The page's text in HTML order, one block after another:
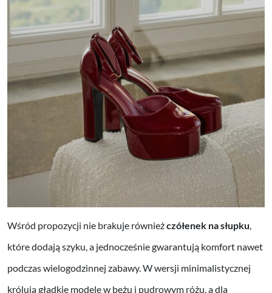
Wśród propozycji nie brakuje równieżczółenek na słupku,
które dodają szyku, a jednocześnie gwarantują komfort nawet
podczas wielogodzinnej zabawy. W wersji minimalistycznej
królują gładkie modele w beżu i pudrowym różu, a dla